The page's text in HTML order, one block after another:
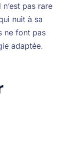
pas rare
nuit à sa
ne font pas
adaptée.